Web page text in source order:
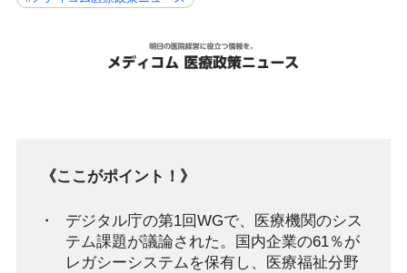
《ここがポイント！》
デジタル庁の第1回WGで、医療機関のシス
テム課題が議論された。国内企業の61％が
レガシーシステムを保有し、医療福祉分野